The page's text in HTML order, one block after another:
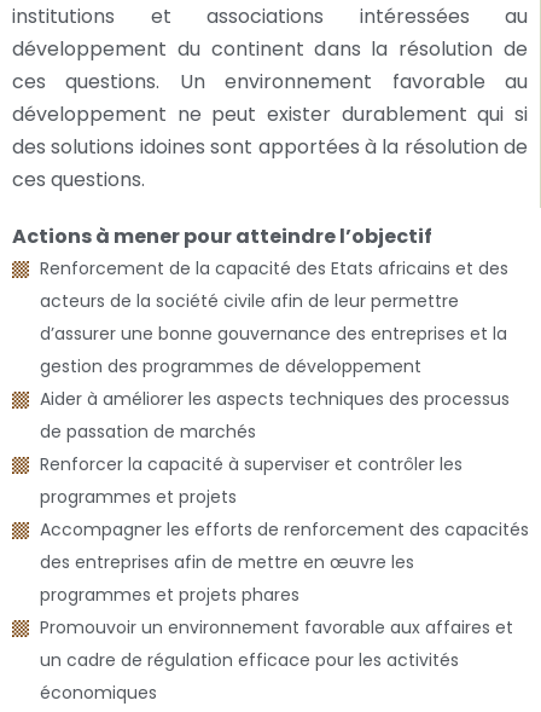
institutions et associations intéressées au
développement du continent dans la résolution de
ces questions. Un environnement favorable au
développement ne peut exister durablement qui si
des solutions idoines sont apportées à la résolution de
ces questions.
Actions à mener pour atteindre l’objectif
Renforcement de la capacité des Etats africains et des
acteurs de la société civile afin de leur permettre
d’assurer une bonne gouvernance des entreprises et la
gestion des programmes de développement
Aider à améliorer les aspects techniques des processus
de passation de marchés
Renforcer la capacité à superviser et contrôler les
programmes et projets
Accompagner les efforts de renforcement des capacités
des entreprises afin de mettre en œuvre les
programmes et projets phares
Promouvoir un environnement favorable aux affaires et
un cadre de régulation efficace pour les activités
économiques